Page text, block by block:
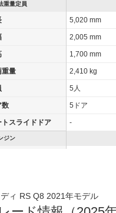
重量定員
5,020 mm
2,005 mm
1,700 mm
重量 2,410 kg
5人
数 5ドア
トスライドドア -
ジン
ィ RS Q8 2021年モデル